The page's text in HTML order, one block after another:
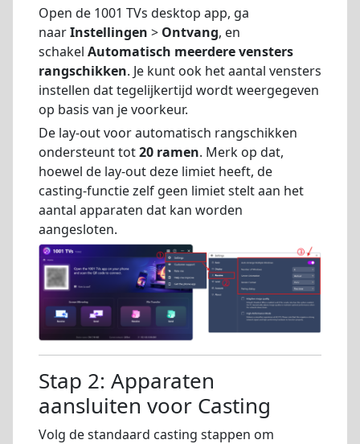
Open de 1001 TVs desktop app, ga
naarInstellingen > Ontvang, en
schakel Automatisch meerdere vensters
rangschikken. Je kunt ook het aantal vensters
instellen dat tegelijkertijd wordt weergegeven
op basis van je voorkeur.
De lay-out voor automatisch rangschikken
ondersteunt tot20 ramen. Merk op dat,
hoewel de lay-out deze limiet heeft, de
casting-functie zelf geen limiet stelt aan het
aantal apparaten dat kan worden
aangesloten.
Stap 2: Apparaten
aansluiten voor Casting
Volg de standaard casting stappen om